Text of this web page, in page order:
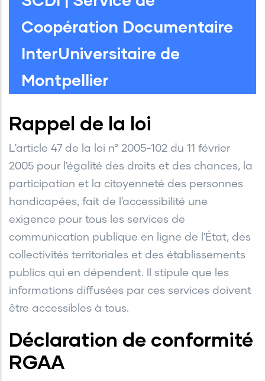
Coopération Documentaire
InterUniversitaire de
Montpellier
Rappel de la loi
L'article 47 de la loi n° 2005-102 du 11 février
2005 pour l'égalité des droits et des chances, la
participation et la citoyenneté des personnes
handicapées, fait de l'accessibilité une
exigence pour tous les services de
communication publique en ligne de l'État, des
collectivités territoriales et des établissements
publics qui en dépendent. Il stipule que les
informations diffusées par ces services doivent
être accessibles à tous.
Déclaration de conformité
RGAA